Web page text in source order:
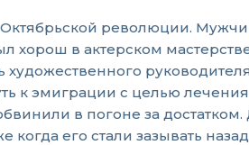
революции.
в актерском
эмиграции с целью
в погоне за
его стали зазывать